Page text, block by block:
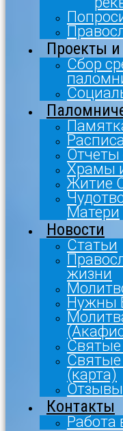
Проекты и
Сбор
Отчеты
Храмы
Житие
Матери
Новости
Статьи
жизни
Нужны
Святые
Святые
(карта)
Отзывы
Контакты
Работа